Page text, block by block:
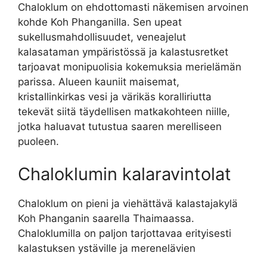
Chaloklum on ehdottomasti näkemisen arvoinen
kohde Koh Phanganilla. Sen upeat
sukellusmahdollisuudet, veneajelut
kalasataman ympäristössä ja kalastusretket
tarjoavat monipuolisia kokemuksia merielämän
parissa. Alueen kauniit maisemat,
kristallinkirkas vesi ja värikäs koralliriutta
tekevät siitä täydellisen matkakohteen niille,
jotka haluavat tutustua saaren merelliseen
puoleen.
Chaloklumin kalaravintolat
Chaloklum on pieni ja viehättävä kalastajakylä
Koh Phanganin saarella Thaimaassa.
Chaloklumilla on paljon tarjottavaa erityisesti
kalastuksen ystäville ja merenelävien